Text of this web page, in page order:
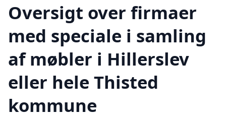
Oversigt over firmaer
med speciale i samling
af møbler i Hillerslev
eller hele Thisted
kommune